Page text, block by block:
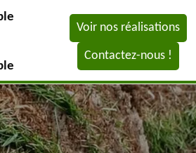
Voir nos réalisations
Contactez-nous !